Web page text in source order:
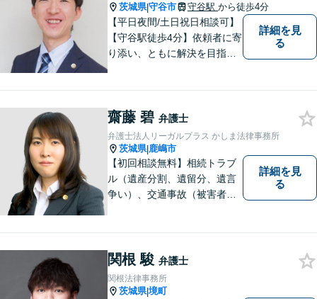
い。茨城県|守谷市 守谷駅 から徒歩4分
【平日夜間/土日祝日相談可】
【守谷駅徒歩4分】依頼者に寄
り添い、ともに解決を目指し
詳細を見
る
齋藤 碧 弁護士
弁護士法人リーガルプラス かしま法律事務所
茨城県|鹿嶋市
【初回相談無料】相続トラブ
ル（遺産分割、遺留分、遺言
争い）、交通事故（被害者
詳細を見
る
関根 駿 弁護士
関根法律事務所
茨城県|境町